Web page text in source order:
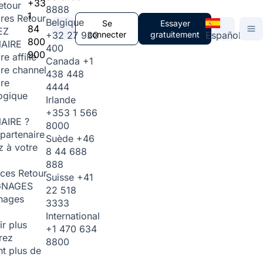
Retour
affilié
channel
?
à votre
Retour
plus
plus de
+33
1
84
800
900
8888
Belgique
+32 27 930
400
Canada +1
438 448
4444
Irlande
+353 1 566
8000
Suède +46
8 44 688
888
Suisse +41
22 518
3333
International
+1 470 634
8800
Se
connecter
Essayer
gratuitement
Español